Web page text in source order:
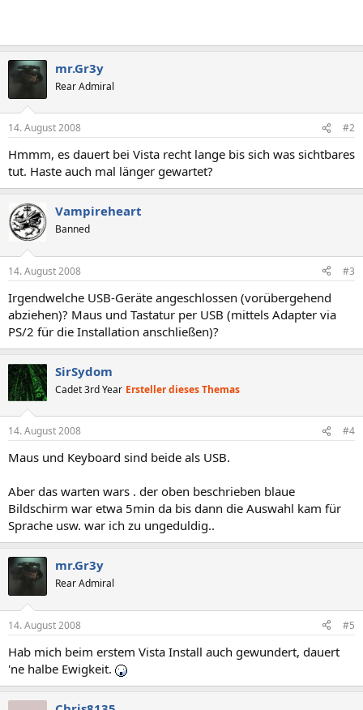
mr.Gr3y
Rear Admiral
14. August 2008 #2
Hmmm, es dauert bei Vista recht lange bis sich was sichtbares
tut. Haste auch mal länger gewartet?
Vampireheart
Banned
14. August 2008 #3
Irgendwelche USB-Geräte angeschlossen (vorübergehend
abziehen)? Maus und Tastatur per USB (mittels Adapter via
PS/2 für die Installation anschließen)?
SirSydom
Cadet 3rd Year Ersteller dieses Themas
14. August 2008 #4
Maus und Keyboard sind beide als USB.
Aber das warten wars . der oben beschrieben blaue
Bildschirm war etwa 5min da bis dann die Auswahl kam für
Sprache usw. war ich zu ungeduldig..
mr.Gr3y
Rear Admiral
14. August 2008 #5
Hab mich beim erstem Vista Install auch gewundert, dauert
'ne halbe Ewigkeit.